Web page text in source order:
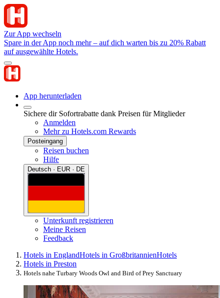
Zur App wechseln
Spare in der App noch mehr – auf dich warten bis zu 20% Rabatt
auf ausgewählte Hotels.
App herunterladen
Sichere dir Sofortrabatte dank Preisen für Mitglieder
Anmelden
Mehr zu Hotels.com Rewards
Posteingang
Reisen buchen
Hilfe
Deutsch · EUR · DE
Unterkunft registrieren
Meine Reisen
Feedback
Hotels in EnglandHotels in GroßbritannienHotels
Hotels in Preston
Hotels nahe Turbary Woods Owl and Bird of Prey Sanctuary